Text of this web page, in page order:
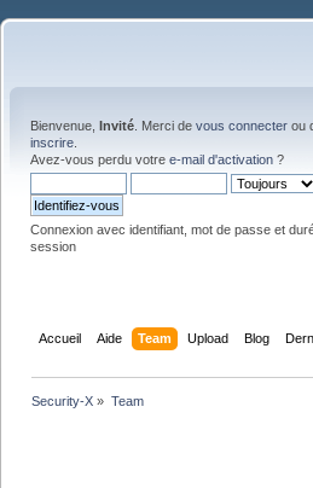
Bienvenue, Invité . Merci de vous connecter ou
inscrire
Avez-vous perdu votre e-mail d'activation ?
Connexion avec identifiant, mot de passe et
session
Accueil Aide Team Upload Blog
Security-X » Team